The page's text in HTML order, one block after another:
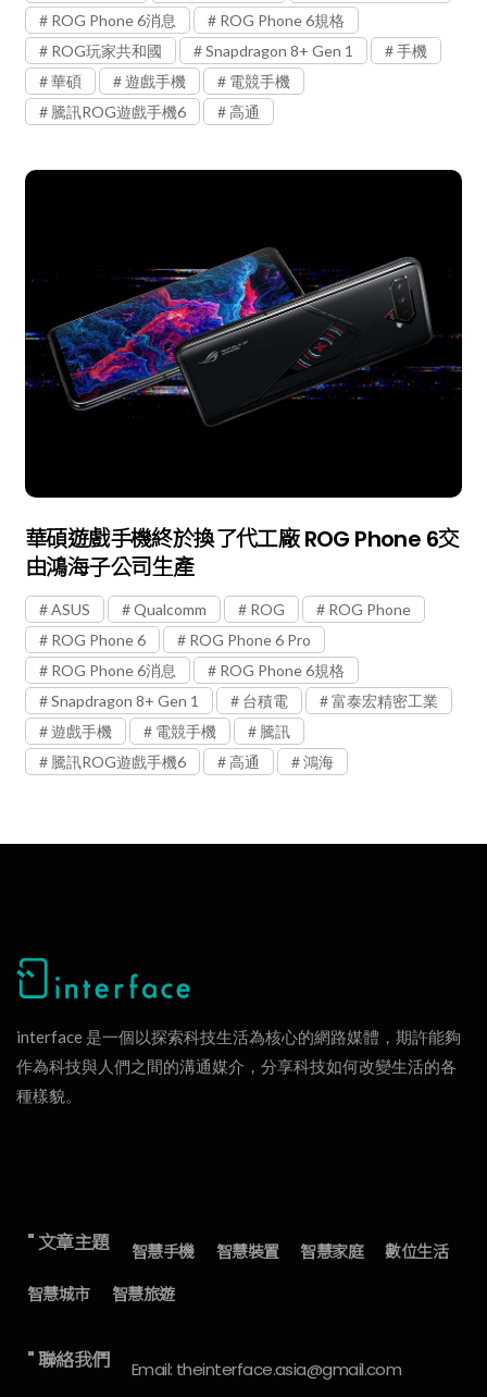
ROG Phone 6消息
ROG Phone 6規格
ROG玩家共和國
Snapdragon 8+ Gen 1
手機
華碩
遊戲手機
電競手機
騰訊ROG遊戲手機6
高通
華碩遊戲手機終於換了代工廠 ROG Phone 6交
由鴻海子公司生產
ASUS Qualcomm ROG
ROG Phone
ROG Phone 6
ROG Phone 6 Pro
ROG Phone 6消息
ROG Phone 6規格
Snapdragon 8+ Gen 1
台積電
富泰宏精密工業
遊戲手機
電競手機
騰訊
騰訊ROG遊戲手機6
高通 鴻海
interface 是一個以探索科技生活為核心的網路媒體，期許能夠
作為科技與人們之間的溝通媒介，分享科技如何改變生活的各
種樣貌。
" 文章主題 智慧手機 智慧裝置 智慧家庭
數位生活
智慧城市
智慧旅遊
" 聯絡我們 Email: theinterface.asia@gmail.com